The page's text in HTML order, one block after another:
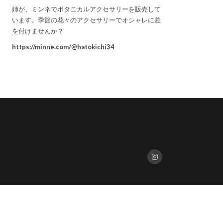
姉が、ミンネでボタニカルアクセサリーを販売して
います。季節の花々のアクセサリーでオシャレに差
を付けませんか？
https://minne.com/@hatokichi34